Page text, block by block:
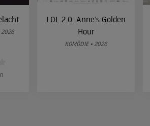
2026
LOL 2.0: Anne’s Golden
Hour
KOMÖDIE • 2026